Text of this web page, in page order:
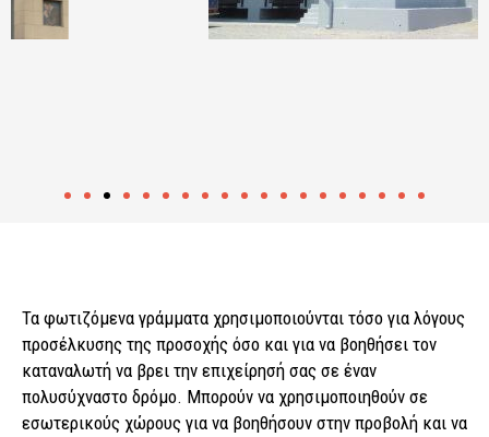
Τα φωτιζόμενα γράμματα χρησιμοποιούνται τόσο για λόγους
προσέλκυσης της προσοχής όσο και για να βοηθήσει τον
καταναλωτή να βρει την επιχείρησή σας σε έναν
πολυσύχναστο δρόμο. Μπορούν να χρησιμοποιηθούν σε
εσωτερικούς χώρους για να βοηθήσουν στην προβολή και να